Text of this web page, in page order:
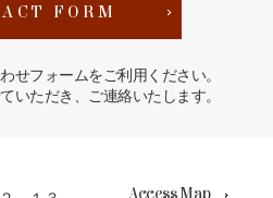
FORM
せフォームをご利用ください。
いただき、ご連絡いたします。